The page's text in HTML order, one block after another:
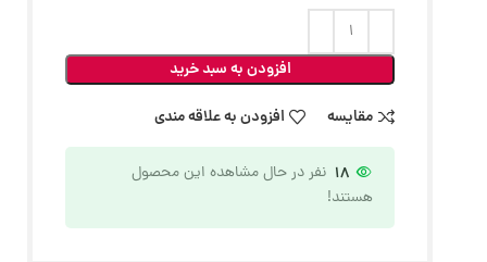
افزودن به سبد خرید
مقایسه
افزودن به علاقه مندی
18 نفر در حال مشاهده این محصول
هستند!